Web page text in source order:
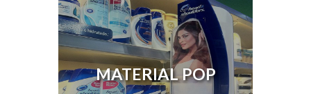
MATERIAL POP